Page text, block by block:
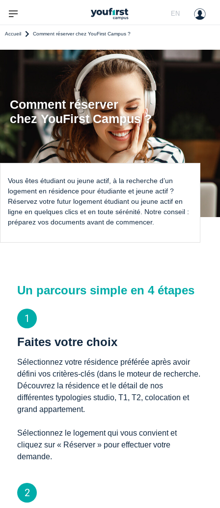
EN
Accueil Comment réserver chez YouFirst Campus ?
Comment réserver
chez YouFirst Campus ?
Vous êtes étudiant ou jeune actif, à la recherche d’un
logement en résidence pour étudiante et jeune actif ?
Réservez votre futur logement étudiant ou jeune actif en
ligne en quelques clics et en toute sérénité. Notre conseil :
préparez vos documents avant de commencer.
Un parcours simple en 4 étapes
1
Faites votre choix
Sélectionnez votre résidence préférée après avoir
défini vos critères-clés (dans le moteur de recherche.
Découvrez la résidence et le détail de nos
différentes typologies studio, T1, T2, colocation et
grand appartement.
Sélectionnez le logement qui vous convient et
cliquez sur « Réserver » pour effectuer votre
demande.
2